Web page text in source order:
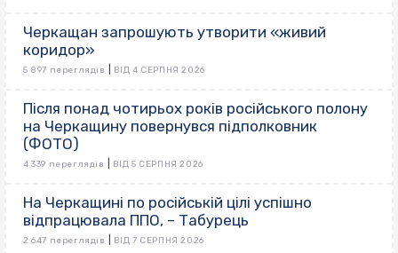
Черкащан запрошують утворити «живий
коридор»
5 897 переглядів ВІД 4 СЕРПНЯ 2026
Після понад чотирьох років російського полону
на Черкащину повернувся підполковник
(ФОТО)
4 339 переглядів ВІД 5 СЕРПНЯ 2026
На Черкащині по російській цілі успішно
відпрацювала ППО, – Табурець
2 647 переглядів ВІД 7 СЕРПНЯ 2026